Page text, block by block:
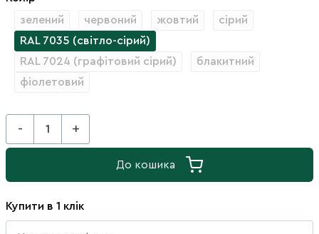
зелений
червоний жовтий
сірий
RAL 7035 (світло-сірий)
RAL 7024 (графітовий сірий)
блакитний
фіолетовий
- +
До кошика
Купити в 1 клік